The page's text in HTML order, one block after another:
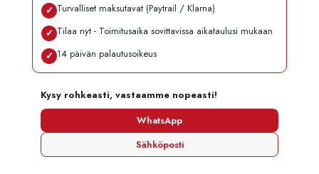
✓ Turvalliset maksutavat (Paytrail / Klarna)
✓ Tilaa nyt - Toimitusaika sovittavissa aikataulusi mukaan
✓ 14 päivän palautusoikeus
Kysy rohkeasti, vastaamme nopeasti!
WhatsApp
Sähköposti